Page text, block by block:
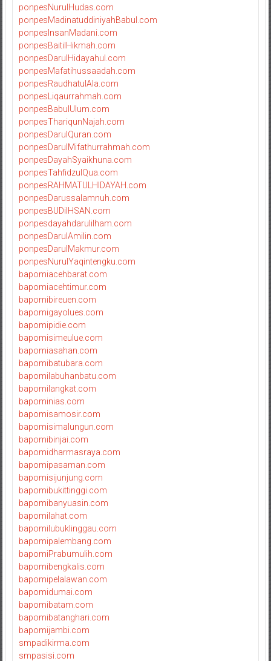
ponpesNurulHudas.com
ponpesMadinatuddiniyahBabul.com
ponpesInsanMadani.com
ponpesBaitilHikmah.com
ponpesDarulHidayahul.com
ponpesMafatihussaadah.com
ponpesRaudhatulAla.com
ponpesLiqaurrahmah.com
ponpesBabulUlum.com
ponpesThariqunNajah.com
ponpesDarulQuran.com
ponpesDarulMifathurrahmah.com
ponpesDayahSyaikhuna.com
ponpesTahfidzulQua.com
ponpesRAHMATULHIDAYAH.com
ponpesDarussalamnuh.com
ponpesBUDiIHSAN.com
ponpesdayahdarulilham.com
ponpesDarulAmilin.com
ponpesDarulMakmur.com
ponpesNurulYaqintengku.com
bapomiacehbarat.com
bapomiacehtimur.com
bapomibireuen.com
bapomigayolues.com
bapomipidie.com
bapomisimeulue.com
bapomiasahan.com
bapomibatubara.com
bapomilabuhanbatu.com
bapomilangkat.com
bapominias.com
bapomisamosir.com
bapomisimalungun.com
bapomibinjai.com
bapomidharmasraya.com
bapomipasaman.com
bapomisijunjung.com
bapomibukittinggi.com
bapomibanyuasin.com
bapomilahat.com
bapomilubuklinggau.com
bapomipalembang.com
bapomiPrabumulih.com
bapomibengkalis.com
bapomipelalawan.com
bapomidumai.com
bapomibatam.com
bapomibatanghari.com
bapomijambi.com
smpadikirma.com
smpasisi.com